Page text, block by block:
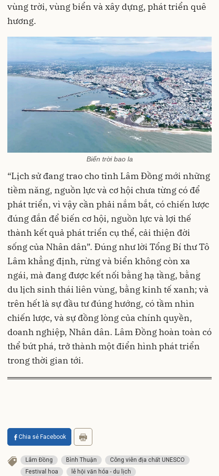
vùng trời, vùng biển và xây dựng, phát triển quê
hương.
Biển trời bao la
“Lịch sử đang trao cho tỉnh Lâm Đồng mới những
tiềm năng, nguồn lực và cơ hội chưa từng có để
phát triển, vì vậy cần phải nắm bắt, có chiến lược
đúng đắn để biến cơ hội, nguồn lực và lợi thế
thành kết quả phát triển cụ thể, cải thiện đời
sống của Nhân dân”. Đúng như lời Tổng Bí thư Tô
Lâm khẳng định, rừng và biển không còn xa
ngái, mà đang được kết nối bằng hạ tầng, bằng
du lịch sinh thái liên vùng, bằng kinh tế xanh; và
trên hết là sự đầu tư đúng hướng, có tầm nhìn
chiến lược, và sự đồng lòng của chính quyền,
doanh nghiệp, Nhân dân. Lâm Đồng hoàn toàn có
thể bứt phá, trở thành một điển hình phát triển
trong thời gian tới.
Chia sẻ Facebook
Lâm Đồng Bình Thuận
Công viên địa chất UNESCO
Festival hoa
lễ hội văn hóa - du lịch